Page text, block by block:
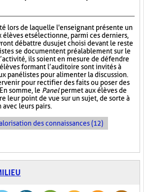
lors de laquelle l'enseignant présente un
élèves et sélectionne, parmi ces derniers,
débattre du sujet choisi devant le reste
se documentent préalablement sur le
ils soient en mesure de défendre
formant l’auditoire sont invités à
panélistes pour alimenter la discussion.
pour rectifier des faits ou poser des
somme, le Panelpermet aux élèves de
leur point de vue sur un sujet, de sorte à
avec leurs pairs.
des connaissances (12)